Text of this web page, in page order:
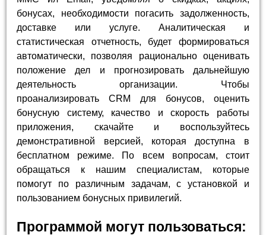
бонусах, необходимости погасить задолженность,
доставке или услуге. Аналитическая и
статистическая отчетность, будет формироваться
автоматически, позволяя рационально оценивать
положение дел и прогнозировать дальнейшую
деятельность организации. Чтобы
проанализировать CRM для бонусов, оценить
бонусную систему, качество и скорость работы
приложения, скачайте и воспользуйтесь
демонстративной версией, которая доступна в
бесплатном режиме. По всем вопросам, стоит
обращаться к нашим специалистам, которые
помогут по различным задачам, с установкой и
пользованием бонусных привилегий.
Программой могут пользоваться: